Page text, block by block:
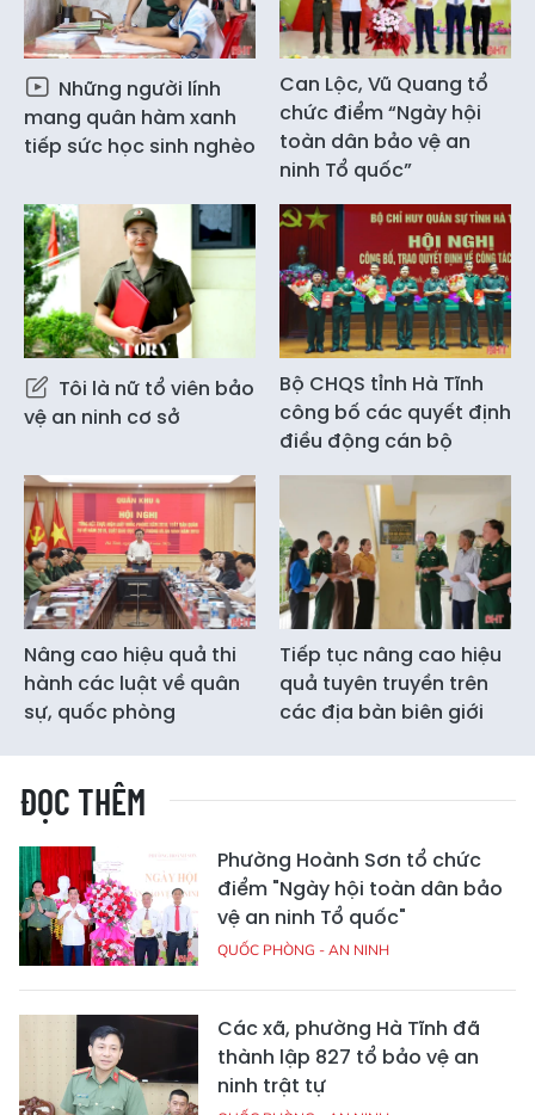
Những người lính
mang quân hàm xanh
tiếp sức học sinh nghèo
Can Lộc, Vũ Quang tổ
chức điểm “Ngày hội
toàn dân bảo vệ an
ninh Tổ quốc”
Tôi là nữ tổ viên bảo
vệ an ninh cơ sở
Bộ CHQS tỉnh Hà Tĩnh
công bố các quyết định
điều động cán bộ
Nâng cao hiệu quả thi
hành các luật về quân
sự, quốc phòng
Tiếp tục nâng cao hiệu
quả tuyên truyền trên
các địa bàn biên giới
ĐỌC THÊM
Phường Hoành Sơn tổ chức
điểm "Ngày hội toàn dân bảo
vệ an ninh Tổ quốc"
QUỐC PHÒNG - AN NINH
Các xã, phường Hà Tĩnh đã
thành lập 827 tổ bảo vệ an
ninh trật tự